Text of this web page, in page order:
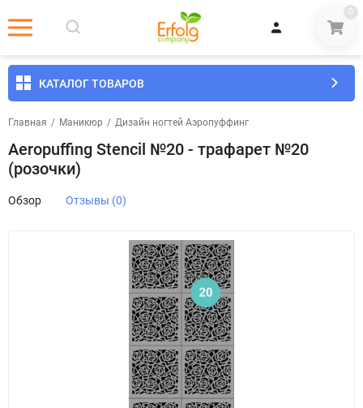
0
КАТАЛОГ ТОВАРОВ
Главная / Маникюр / Дизайн ногтей Аэропуффинг
Aeropuffing Stencil №20 - трафарет №20
(розочки)
Обзор Отзывы (0)